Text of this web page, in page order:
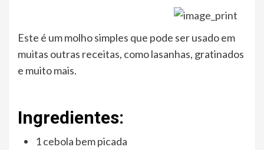
Este é um molho simples que pode ser usado em
muitas outras receitas, como lasanhas, gratinados
e muito mais.
Ingredientes:
1 cebola bem picada